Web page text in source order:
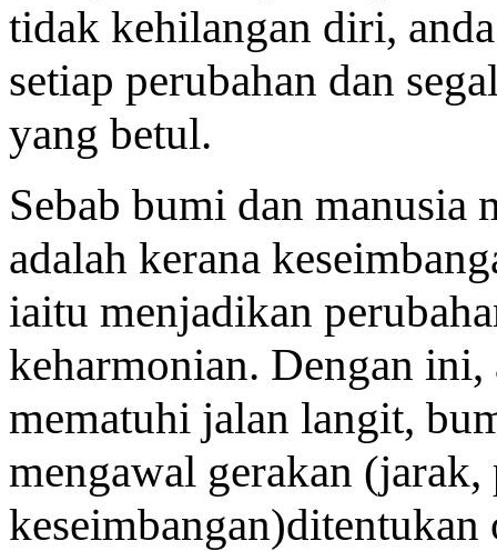
tidak kehilangan diri,
setiap perubahan dan
yang betul.
Sebab bumi dan manusia
adalah kerana
iaitu menjadikan
keharmonian. Dengan
mematuhi jalan langit,
mengawal gerakan (jarak,